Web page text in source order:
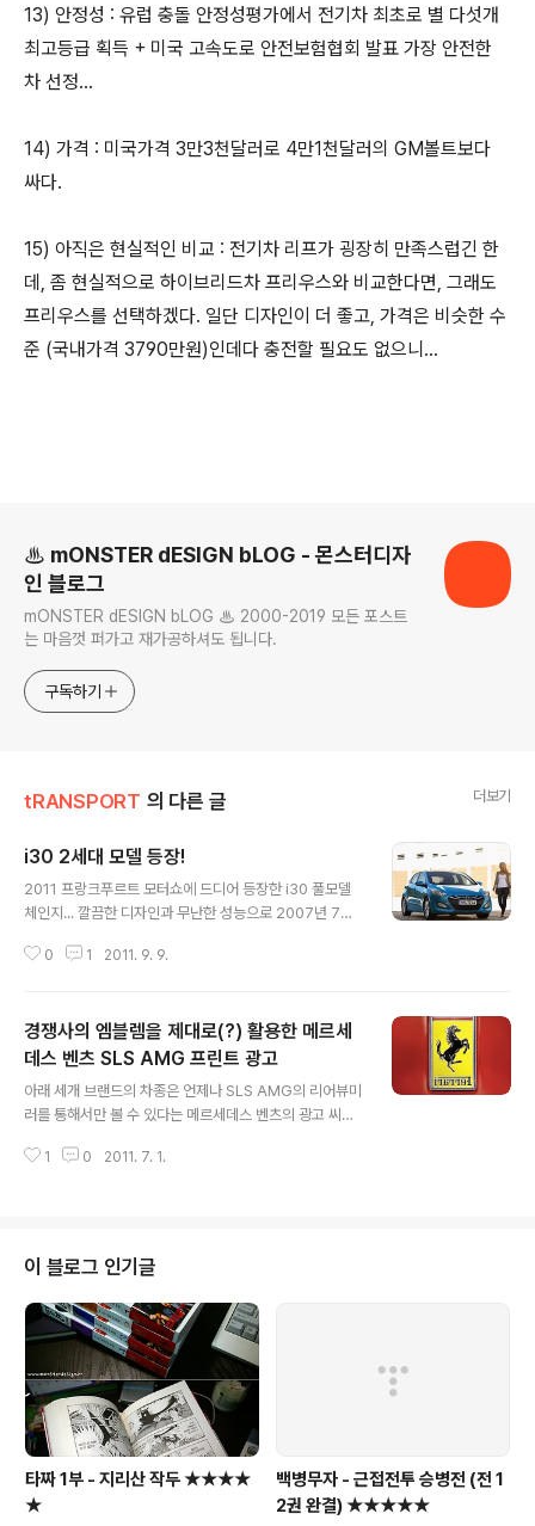
13) 안정성 : 유럽 충돌 안정성평가에서 전기차 최초로 별 다섯개
최고등급 획득 + 미국 고속도로 안전보험협회 발표 가장 안전한
차 선정...
14) 가격 : 미국가격 3만3천달러로 4만1천달러의 GM볼트보다
싸다.
15) 아직은 현실적인 비교 : 전기차 리프가 굉장히 만족스럽긴 한
데, 좀 현실적으로 하이브리드차 프리우스와 비교한다면, 그래도
프리우스를 선택하겠다. 일단 디자인이 더 좋고, 가격은 비슷한 수
준 (국내가격 3790만원)인데다 충전할 필요도 없으니...
♨ mONSTER dESIGN bLOG - 몬스터디자
인 블로그
mONSTER dESIGN bLOG ♨ 2000-2019 모든 포스트
는 마음껏 퍼가고 재가공하셔도 됩니다.
구독하기
tRANSPORT 의 다른 글 더보기
i30 2세대 모델 등장!
2011 프랑크푸르트 모터쇼에 드디어 등장한 i30 풀모델
체인지... 깔끔한 디자인과 무난한 성능으로 2007년 7월
모델의 후속이고, i40와 더불어 유럽시장을 견인할 강력한
그릴도 이제는 많이 정리되었다. 사실 기대했었던 부분은 i
40에 적용되는 1.7 디젤엔진과 ISG(Idle Stop and Go)
였는데, 아무래도 국내엔 1.6GDI와 1.6VGT만 준비되고
있는듯... (ISG는 가솔린엔진에만 적용될 예정) 출시는 20
0 1세대 : 4245 x 17..
0 1 2011. 9. 9.
경쟁사의 엠블렘을 제대로(?) 활용한 메르세
데스 벤츠 SLS AMG 프린트 광고
아래 세개 브랜드의 차종은 언제나 SLS AMG의 리어뷰미
러를 통해서만 볼 수 있다는 메르세데스 벤츠의 광고 씨리
의 터널시험 동영상... 으르렁거리는 엔진소리가 정말 근사
1 0 2011. 7. 1.
이 블로그 인기글
타짜 1부 - 지리산 작두 ★★★★
★
백병무자 - 근접전투 승병전 (전 1
2권 완결) ★★★★★